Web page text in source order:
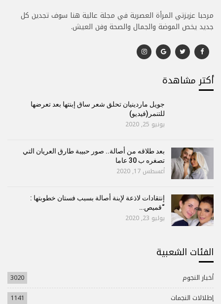
مرحبا عزيزتي المرأة العصرية في مجلة عالية هنا سوف تجدين كل
جديد يخص الموضة والجمال والصحة وفن العيش.
أكتر مشاهدة
جويل ماردينيان تحلق شعر ساق إبنتها بعد تعرضها
للتنمر(فيديو)
يونيو 25, 2020
بعد طلاقه من أصالة.. صور حبيبة طارق العريان التي
تصغره ب 30 عاما
أغسطس 17, 2020
إنتقادات لاذعة لإبنة أصالة بسبب فستان خطوبتها :
“قميص…
يوليو 23, 2020
الفئات الشعبية
أخبار النجوم
3020
إطلالات النجمات
1141